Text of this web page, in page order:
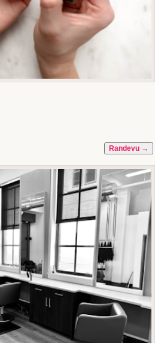
Randevu →